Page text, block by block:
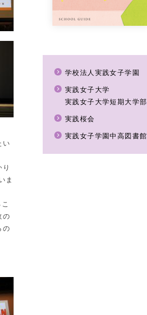
い
ま
の
の
学校法人実践女子学園
実践女子大学
実践女子大学短期大学部
実践桜会
実践女子学園中高図書館